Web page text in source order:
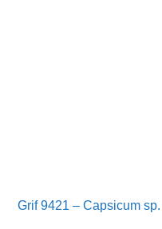
Grif 9421 – Capsicum sp.